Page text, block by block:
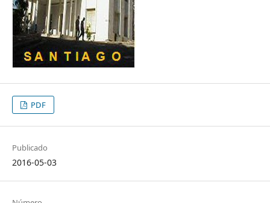
PDF
Publicado
2016-05-03